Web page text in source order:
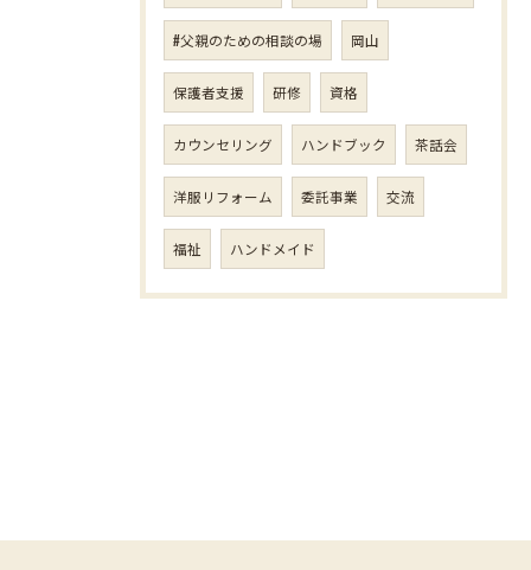
#父親のための相談の場 岡山
保護者支援 研修 資格
カウンセリング ハンドブック 茶話会
洋服リフォーム 委託事業 交流
福祉 ハンドメイド